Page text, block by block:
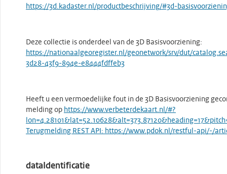
https://3d.kadaster.nl/productbeschrijving/#3d-
Deze collectie is onderdeel van de 3D Basisvoorziening:
https://nationaalgeoregister.nl/geonetwork/srv/dut/
3d28-43f9-894e-e8444fdffeb3
Heeft u een vermoedelijke fout in de 3D Basisvoorziening
melding op https://www.verbeterdekaart.nl/#?
Terugmelding REST API: https://www.pdok.nl/restful-api/-/
dataIdentificatie